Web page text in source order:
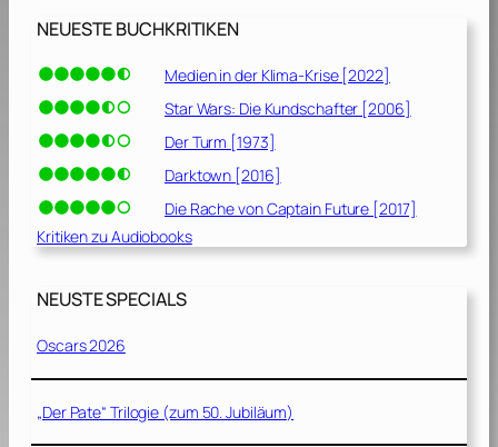
NEUESTE BUCHKRITIKEN
Medien in der Klima-Krise [2022]
Star Wars: Die Kundschafter [2006]
Der Turm [1973]
Darktown [2016]
Die Rache von Captain Future [2017]
Kritiken zu Audiobooks
NEUSTE SPECIALS
Oscars 2026
„Der Pate“ Trilogie (zum 50. Jubiläum)